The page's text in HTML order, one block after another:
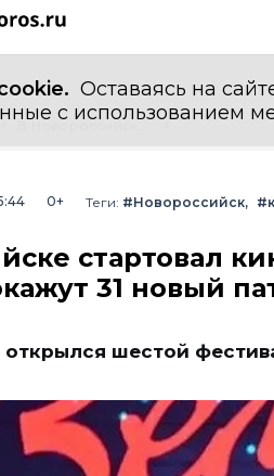
Оставаясь на
с использованием
В Новороссийске стартовал кинофестиваль «Малая земля»: зрителям покажут 31 новый патриотический фильм
0+ Теги: #Новороссийск
стартовал
31 новый
шестой